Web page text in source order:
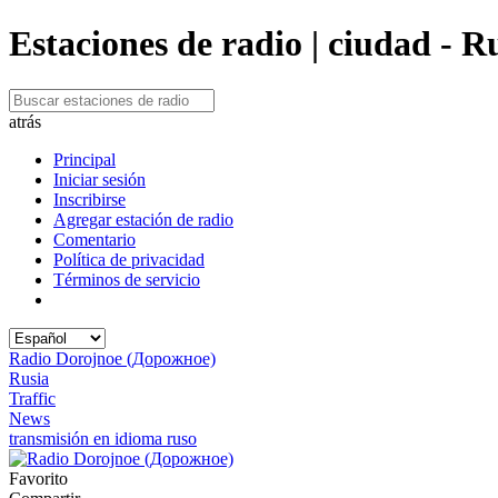
Estaciones de radio | ciudad -
atrás
Principal
Iniciar sesión
Inscribirse
Agregar estación de radio
Comentario
Política de privacidad
Términos de servicio
Radio Dorojnoe (Дорожное)
Rusia
Traffic
News
transmisión en idioma ruso
Favorito